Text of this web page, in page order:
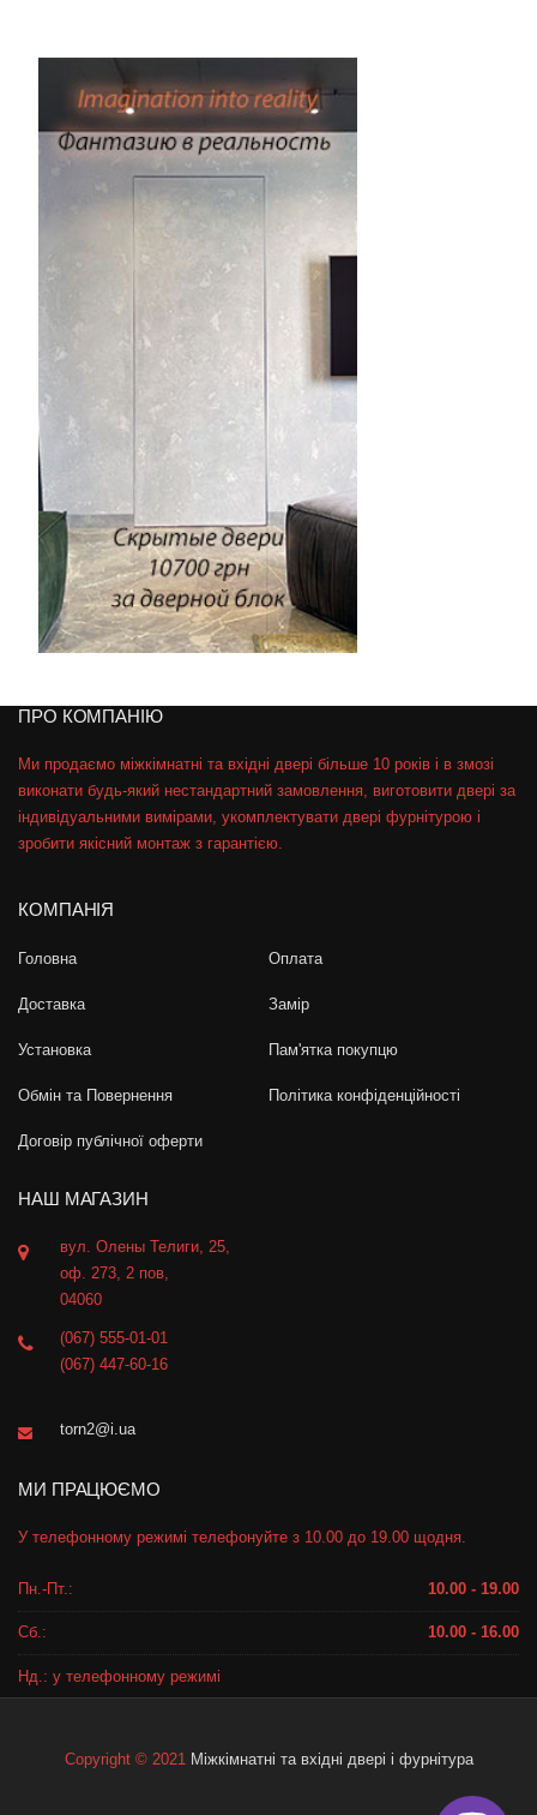
ПРО КОМПАНІЮ
Ми продаємо міжкімнатні та вхідні двері більше 10 років і в змозі
виконати будь-який нестандартний замовлення, виготовити двері за
індивідуальними вимірами, укомплектувати двері фурнітурою і
зробити якісний монтаж з гарантією.
КОМПАНІЯ
Головна Оплата
Доставка Замір
Установка Пам'ятка покупцю
Обмін та Повернення Політика конфіденційності
Договір публічної оферти
НАШ МАГАЗИН
вул. Олены Телиги, 25,
оф. 273, 2 пов,
04060
(067) 555-01-01
(067) 447-60-16
torn2@i.ua
МИ ПРАЦЮЄМО
У телефонному режимі телефонуйте з 10.00 до 19.00 щодня.
Пн.-Пт.: 10.00 - 19.00
Сб.: 10.00 - 16.00
Нд.: у телефонному режимі
Copyright © 2021 Міжкімнатні та вхідні двері і фурнітура